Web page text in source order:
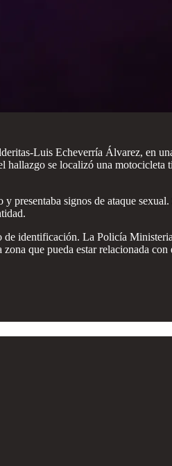
Luis Echeverría Álvarez, en
se localizó una motocicleta
signos de ataque
de identificación. La Policía
que pueda estar relacionada con